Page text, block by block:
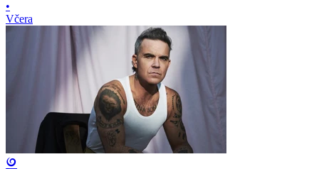
•
Včera